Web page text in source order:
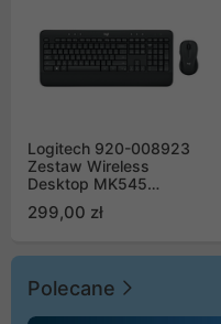
Logitech 920-008923
Zestaw Wireless
Desktop MK545
299,00 zł
Polecane